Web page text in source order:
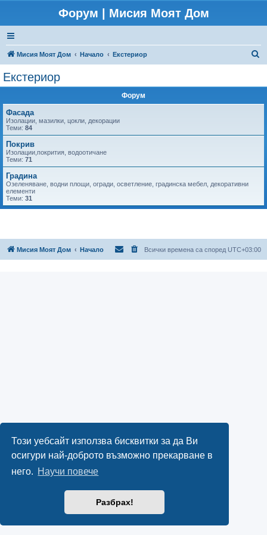
Този уебсайт използва бисквитки за да Ви
осигури най-доброто възможно прекарване в
него. Научи повече
Разбрах!
Форум | Мисия Моят Дом
Мисия Моят Дом Начало Екстериор
Екстериор
Форум
Фасада
Изолации, мазилки, цокли, декорации
Теми: 84
Покрив
Изолации,покрития, водоотичане
Теми: 71
Градина
Озеленяване, водни площи, огради, осветление, градинска мебел, декоративни
елементи
Теми: 31
Мисия Моят Дом Начало Всички времена са според UTC+03:00